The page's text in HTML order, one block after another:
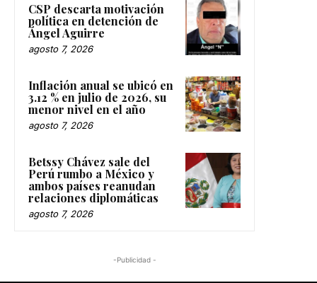
CSP descarta motivación
política en detención de
Ángel Aguirre
agosto 7, 2026
Inflación anual se ubicó en
3.12 % en julio de 2026, su
menor nivel en el año
agosto 7, 2026
Betssy Chávez sale del
Perú rumbo a México y
ambos países reanudan
relaciones diplomáticas
agosto 7, 2026
-Publicidad -